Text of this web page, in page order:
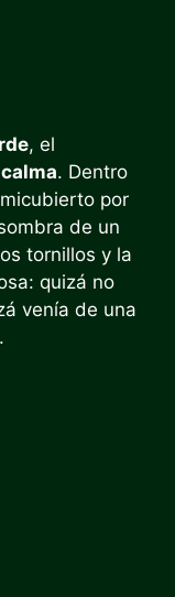
, el
calma. Dentro
por
de un
tornillos y la
quizá no
venía de una